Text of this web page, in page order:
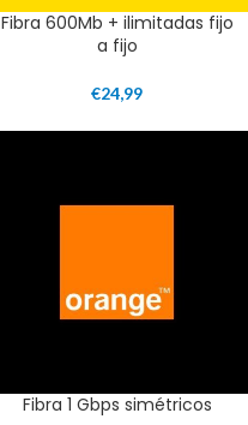
Fibra 600Mb + ilimitadas fijo
a fijo
€24,99
Fibra 1 Gbps simétricos